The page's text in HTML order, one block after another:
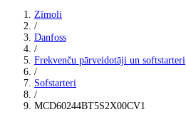
Zīmoli
/
Danfoss
/
Frekvenču pārveidotāji un softstarteri
/
Sofstarteri
/
MCD60244BT5S2X00CV1